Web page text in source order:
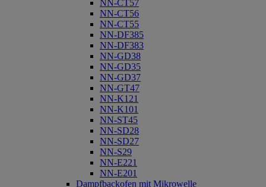
NN-CT57
NN-CT56
NN-CT55
NN-DF385
NN-DF383
NN-GD38
NN-GD35
NN-GD37
NN-GT47
NN-K121
NN-K101
NN-ST45
NN-SD28
NN-SD27
NN-S29
NN-E221
NN-E201
Dampfbackofen mit Mikrowelle